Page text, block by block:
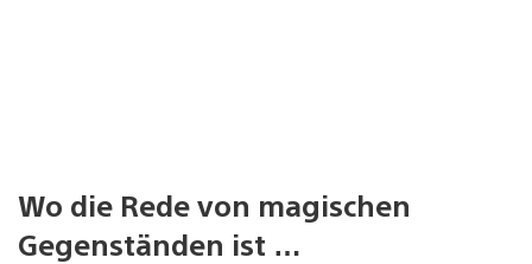
Wo die Rede von magischen
Gegenständen ist …